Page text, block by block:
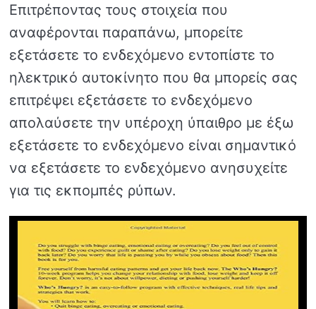
Επιτρέποντας τους στοιχεία που
αναφέρονται παραπάνω, μπορείτε
εξετάσετε το ενδεχόμενο εντοπίστε το
ηλεκτρικό αυτοκίνητο που θα μπορείς σας
επιτρέψει εξετάσετε το ενδεχόμενο
απολαύσετε την υπέροχη ύπαιθρο με έξω
εξετάσετε το ενδεχόμενο είναι σημαντικό
να εξετάσετε το ενδεχόμενο ανησυχείτε
για τις εκπομπές ρύπων.